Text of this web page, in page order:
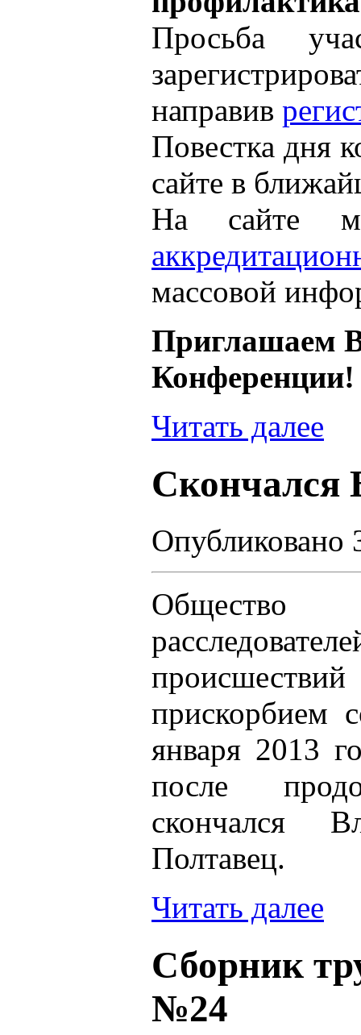
Просьба
направив
Повестка дня
сайте в
На сайте
массовой
Приглашаем
Конференции!
Читать далее
Cкончался
Опубликовано
Общество
прискорбием
января 2013
после
скончался
Полтавец.
Читать далее
Сборник
№24